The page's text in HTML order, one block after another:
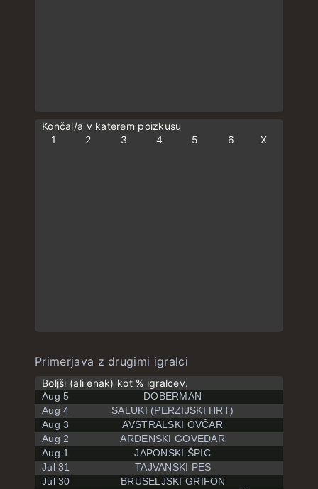
Končal/a v katerem poizkusu
1
2 3 4 5 6 X
Primerjava z drugimi igralci
Boljši (ali enak) kot % igralcev.
Aug 5
DOBERMAN
Aug 4
SALUKI (PERZIJSKI HRT)
Aug 3
AVSTRALSKI OVČAR
Aug 2
ARDENSKI GOVEDAR
Aug 1
JAPONSKI ŠPIC
Jul 31
TAJVANSKI PES
Jul 30
BRUSELJSKI GRIFON